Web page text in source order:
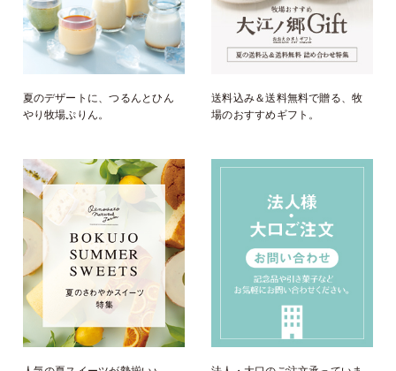
夏のデザートに、つるんとひん
やり牧場ぷりん。
送料込み＆送料無料で贈る、牧
場のおすすめギフト。